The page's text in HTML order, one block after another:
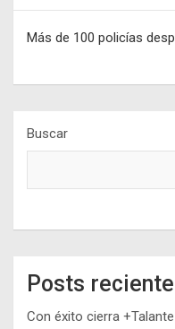
entradas
Más de 100 policías
Buscar
Posts
Con éxito cierra